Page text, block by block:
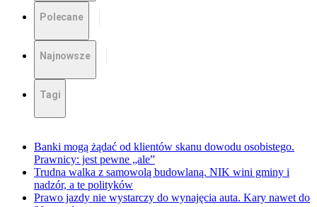
Polecane
Najnowsze
Tagi
Banki mogą żądać od klientów skanu dowodu osobistego.
Prawnicy: jest pewne „ale”
Trudna walka z samowolą budowlaną. NIK wini gminy i
nadzór, a te polityków
Prawo jazdy nie wystarczy do wynajęcia auta. Kary nawet do